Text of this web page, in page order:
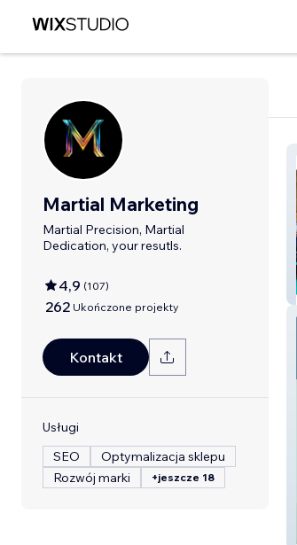
Martial Marketing
Martial Precision, Martial
Dedication, your resutls.
4,9 (107)
262 Ukończone projekty
Kontakt
Usługi
SEO
Optymalizacja sklepu
Rozwój marki
+jeszcze 18